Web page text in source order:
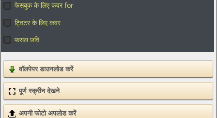
फेसबुक के लिए कवर for
ट्विटर के लिए कवर
फसल छवि
वॉलपेपर डाउनलोड करें
पूर्ण स्क्रीन देखने
अपनी फोटो अपलोड करें